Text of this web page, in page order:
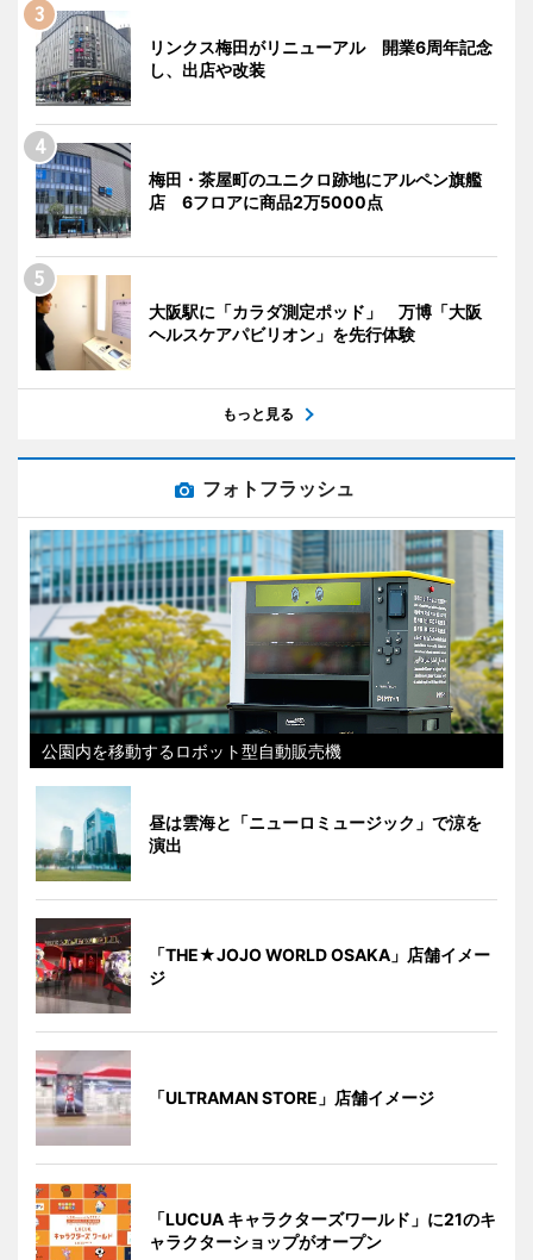
リンクス梅田がリニューアル 開業6周年記念
し、出店や改装
梅田・茶屋町のユニクロ跡地にアルペン旗艦
店 6フロアに商品2万5000点
大阪駅に「カラダ測定ポッド」 万博「大阪
ヘルスケアパビリオン」を先行体験
もっと見る
フォトフラッシュ
公園内を移動するロボット型自動販売機
昼は雲海と「ニューロミュージック」で涼を
演出
「THE★JOJO WORLD OSAKA」店舗イメー
ジ
「ULTRAMAN STORE」店舗イメージ
「LUCUA キャラクターズワールド」に21のキ
ャラクターショップがオープン